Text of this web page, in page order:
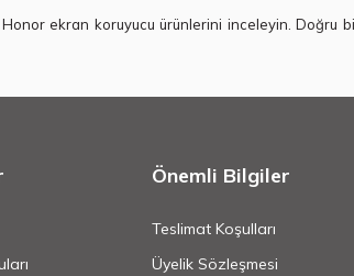
ekran koruyucu ürünlerini inceleyin. Doğru
Önemli Bilgiler
Teslimat Koşulları
Üyelik Sözleşmesi